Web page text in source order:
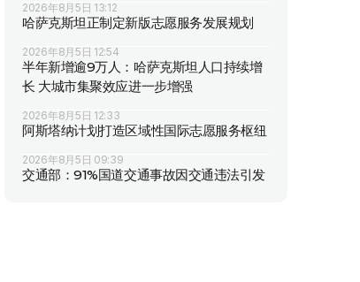
2026年8月5日 13:12
哈萨克斯坦正制定新版志愿服务发展规划
2026年8月5日 12:54
半年新增逾9万人：哈萨克斯坦人口持续增
长 大城市集聚效应进一步增强
2026年8月5日 12:33
阿斯塔纳计划打造区域性国际志愿服务枢纽
2026年8月5日 09:39
交通部：91%国道交通事故因交通违法引发